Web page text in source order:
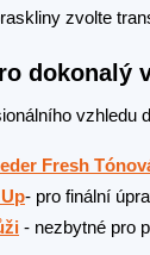
zvolte
dokonalý
vzhledu
Fresh
- pro finální
- nezbytné pro